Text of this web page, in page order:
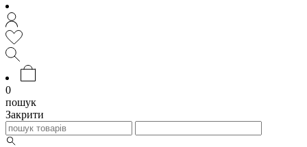
0
пошук
Закрити